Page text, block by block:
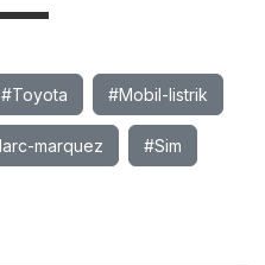
#Toyota #Mobil-listrik
marquez #Sim